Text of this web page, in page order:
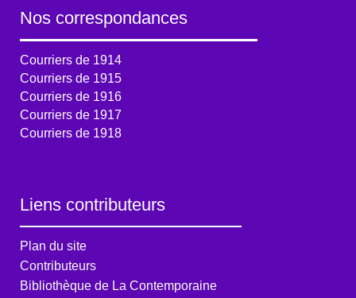
Nos correspondances
Courriers de 1914
Courriers de 1915
Courriers de 1916
Courriers de 1917
Courriers de 1918
Liens contributeurs
Plan du site
Contributeurs
Bibliothèque de La Contemporaine